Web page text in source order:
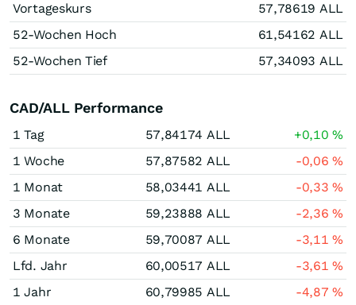
Vortageskurs
57,78619 ALL
52-Wochen Hoch
61,54162 ALL
52-Wochen Tief
57,34093 ALL
CAD/ALL Performance
1 Tag 57,84174 ALL +0,10%
1 Woche
57,87582 ALL -0,06%
1 Monat
58,03441 ALL -0,33%
3 Monate
59,23888 ALL -2,36%
6 Monate
59,70087 ALL -3,11%
Lfd. Jahr
60,00517 ALL -3,61%
1 Jahr
60,79985 ALL -4,87%